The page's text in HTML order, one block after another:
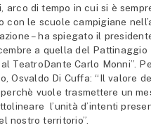
arco di tempo in cui si è
le scuole campigiane
– ha spiegato il
a quella del Pattinaggio
TeatroDante Carlo Monni”.
Osvaldo Di Cuffa: “Il valore
vuole trasmettere un
l’unità d’intenti
nostro territorio”.